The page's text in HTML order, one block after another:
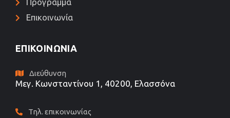
Επικοινωνία
ΕΠΙΚΟΙΝΩΝΊΑ
Διεύθυνση
Μεγ. Κωνσταντίνου 1, 40200, Ελασσόνα
Τηλ. επικοινωνίας